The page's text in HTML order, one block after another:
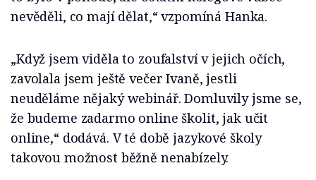
nevěděli, co mají dělat,“ vzpomíná Hanka.
„Když jsem viděla to zoufalství v jejich očích,
zavolala jsem ještě večer Ivaně, jestli
neuděláme nějaký webinář. Domluvily jsme se,
že budeme zadarmo online školit, jak učit
online,“ dodává. V té době jazykové školy
takovou možnost běžně nenabízely.